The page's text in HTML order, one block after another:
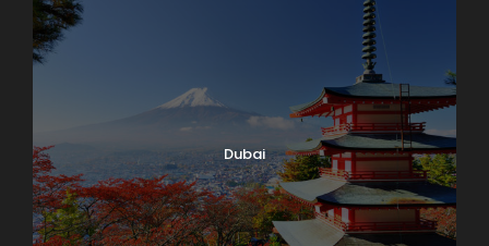
Dubai